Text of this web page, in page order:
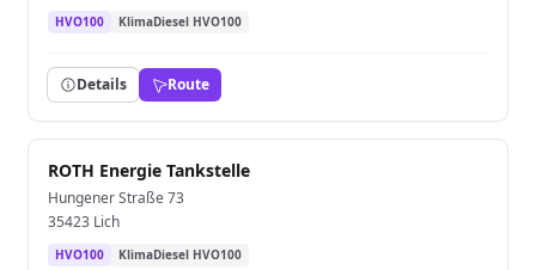
HVO100 KlimaDiesel HVO100
Details Route
ROTH Energie Tankstelle
Hungener Straße 73
35423 Lich
HVO100 KlimaDiesel HVO100